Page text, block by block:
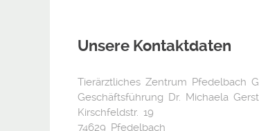
Unsere Kontaktdaten
Tierärztliches Zentrum Pfedelbach
Geschäftsführung Dr. Michaela Gerst
Kirschfeldstr. 19
74629 Pfedelbach